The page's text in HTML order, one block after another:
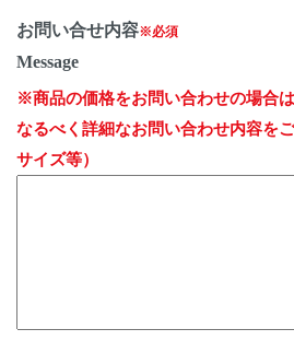
お問い合せ内容※必須
Message
※商品の価格をお問い合わせの場合
なるべく詳細なお問い合わせ内容を
サイズ等）